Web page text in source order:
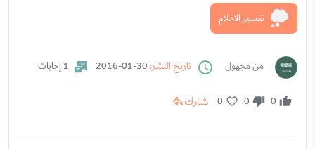
تفسير الاحلام
من مجهول تاريخ النشر: 1 إجابات
0
0
0 شارك